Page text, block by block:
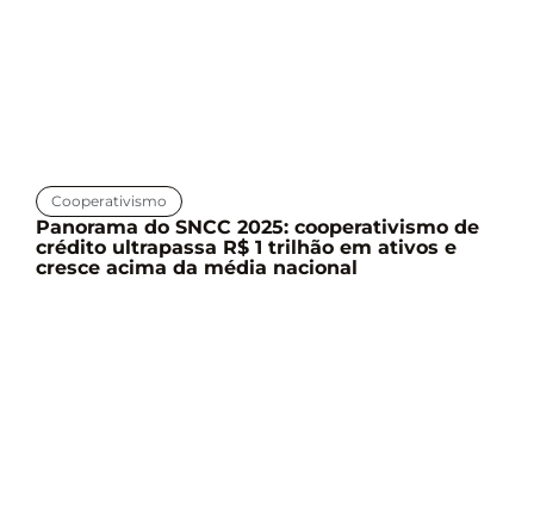
Cooperativismo
Panorama do SNCC 2025: cooperativismo de
crédito ultrapassa R$ 1 trilhão em ativos e
cresce acima da média nacional